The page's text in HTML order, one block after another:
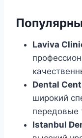
Laviva
Dental
широкий
передовые
Istanbul